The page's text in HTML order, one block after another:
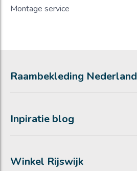
Montage service
Raambekleding Nederland
Inpiratie blog
Winkel Rijswijk